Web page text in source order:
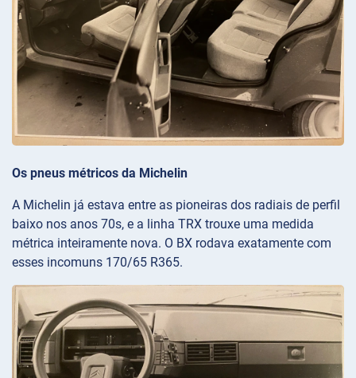
Os pneus métricos da Michelin
A Michelin já estava entre as pioneiras dos radiais de perfil
baixo nos anos 70s, e a linha TRX trouxe uma medida
métrica inteiramente nova. O BX rodava exatamente com
esses incomuns 170/65 R365.